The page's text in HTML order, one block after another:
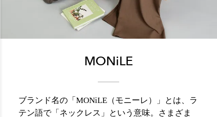
MONiLE
ブランド名の「MONiLE（モニーレ）」とは、ラ
テン語で「ネックレス」という意味。さまざま